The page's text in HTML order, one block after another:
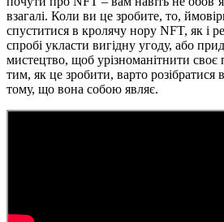
взагалі. Коли ви це зробите, то,
спуститися в кролячу нору NFT, як і
спробі укласти вигідну угоду, або
мистецтво, щоб урізноманітнити своє
тим, як це зробити, варто розібратися
тому, що вона собою являє.